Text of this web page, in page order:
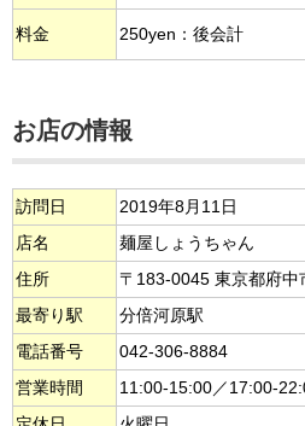
料金 250yen：後会計
お店の情報
訪問日
2019年8月11日
店名
麺屋しょうちゃん
住所
〒183-0045 東京都府中
最寄り駅
分倍河原駅
電話番号
042-306-8884
営業時間
11:00-15:00／17:00-